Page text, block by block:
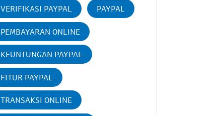
VERIFIKASI PAYPAL PAYPAL
PEMBAYARAN ONLINE
KEUNTUNGAN PAYPAL
FITUR PAYPAL
TRANSAKSI ONLINE